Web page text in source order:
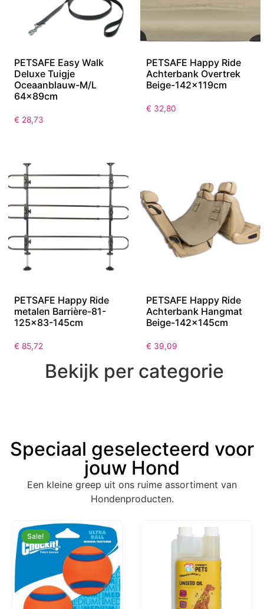
PETSAFE Easy Walk
Deluxe Tuigje
Oceaanblauw-M/L
64x89cm
€ 28,73
PETSAFE Happy Ride
Achterbank Overtrek
Beige-142x119cm
€ 32,80
PETSAFE Happy Ride
metalen Barrière-81-
125×83-145cm
€ 85,72
PETSAFE Happy Ride
Achterbank Hangmat
Beige-142x145cm
€ 39,09
Bekijk per categorie
Speciaal geselecteerd voor
jouw Hond
Een kleine greep uit ons ruime assortiment van
Hondenproducten.
Sale!